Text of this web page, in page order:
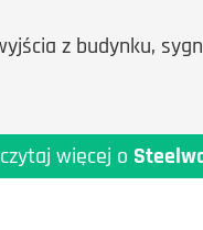
z budynku,
więcej o